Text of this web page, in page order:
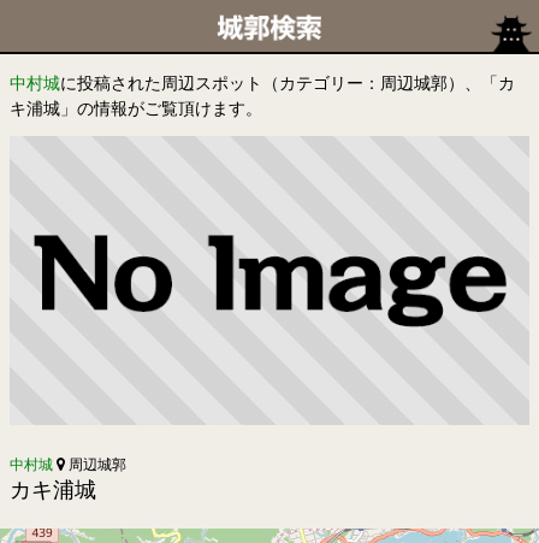
中村城に投稿された周辺スポット（カテゴリー：周辺城郭）、「カ
キ浦城」の情報がご覧頂けます。
中村城 周辺城郭
カキ浦城